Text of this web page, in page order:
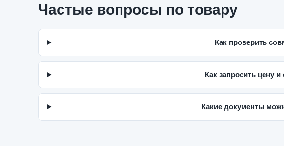
Частые вопросы по товару
Как проверить
Как запросить цену и
Какие документы